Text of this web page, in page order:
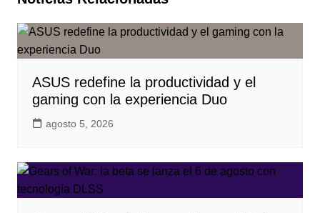
ASUS redefine la productividad y el
gaming con la experiencia Duo
agosto 5, 2026